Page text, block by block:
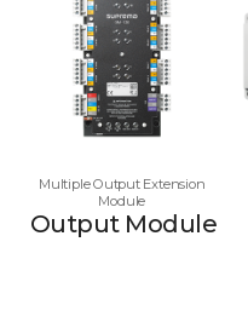
Multiple Output Extension
Module
Output Module